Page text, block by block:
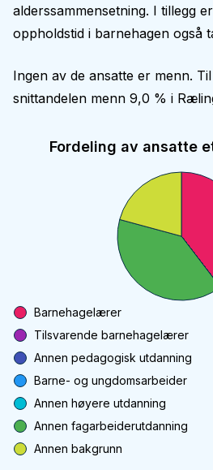
alderssammensetning. I tillegg
oppholdstid i barnehagen også
Ingen av de ansatte er menn.
snittandelen menn 9,0 % i
Fordeling av ansatte
Barnehagelærer
Tilsvarende barnehagelærer
Annen pedagogisk utdanning
Barne- og ungdomsarbeider
Annen høyere utdanning
Annen fagarbeiderutdanning
Annen bakgrunn